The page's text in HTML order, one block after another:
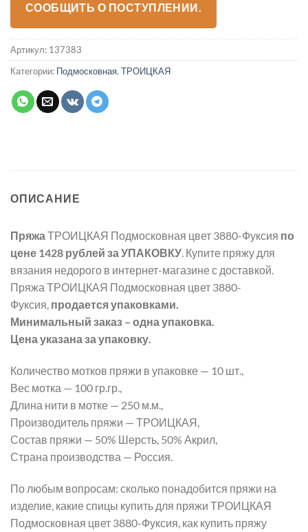
СООБЩИТЬ О ПОСТУПЛЕНИИ.
Артикул: 137383
Категории: Подмосковная, ТРОИЦКАЯ
ОПИСАНИЕ
ПряжаТРОИЦКАЯ Подмосковная цвет 3880-Фуксия по
цене 1428 рублей за УПАКОВКУ. Купите пряжу для
вязания недорого в интернет-магазине с доставкой.
Пряжа ТРОИЦКАЯ Подмосковная цвет 3880-
Фуксия, продается упаковками.
Минимальный заказ – одна упаковка.
Цена указана за упаковку.
Количество мотков пряжи в упаковке — 10 шт.,
Вес мотка — 100 гр.гр.,
Длина нити в мотке — 250 м.м.,
Производитель пряжи — ТРОИЦКАЯ,
Состав пряжи — 50% Шерсть, 50% Акрил,
Страна производства — Россия.
По любым вопросам: сколько понадобится пряжи на
изделие, какие спицы купить для пряжи ТРОИЦКАЯ
Подмосковная цвет 3880-Фуксия, как купить пряжу